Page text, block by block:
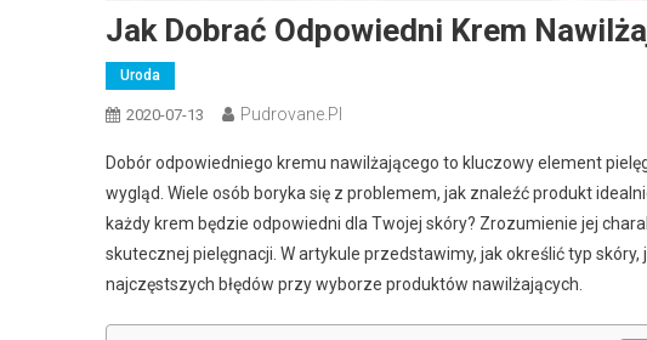
Jak Dobrać Odpowiedni Krem
Uroda
2020-07-13 Pudrovane.pl
Dobór odpowiedniego kremu nawilżającego to kluczowy element
wygląd. Wiele osób boryka się z problemem, jak znaleźć produkt
każdy krem będzie odpowiedni dla Twojej skóry? Zrozumienie jej
skutecznej pielęgnacji. W artykule przedstawimy, jak określić typ
najczęstszych błędów przy wyborze produktów nawilżających.